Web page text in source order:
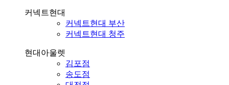
커넥트현대
커넥트현대 부산
커넥트현대 청주
현대아울렛
김포점
송도점